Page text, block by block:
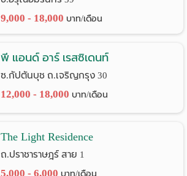
9,000 - 18,000 บาท/เดือน
พี แอนด์ อาร์ เรสซิเดนท์
ซ.กัปตันบุช ถ.เจริญกรุง 30
12,000 - 18,000 บาท/เดือน
The Light Residence
ถ.ปราชาราษฎร์ สาย 1
5,000 - 6,000 บาท/เดือน